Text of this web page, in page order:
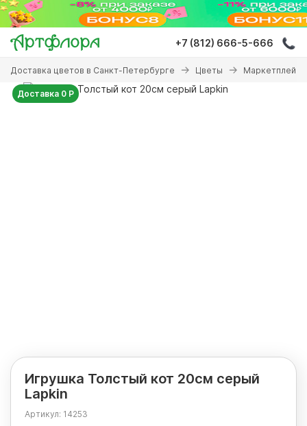
Перейти
основному
содержанию
+7 (812) 666-5-666
Вы
здесь
Доставка цветов в Санкт-Петербурге Цветы Маркетплейсы
Доставка 0 Р
Игрушка Толстый кот 20см серый
Lapkin
Артикул: 14253